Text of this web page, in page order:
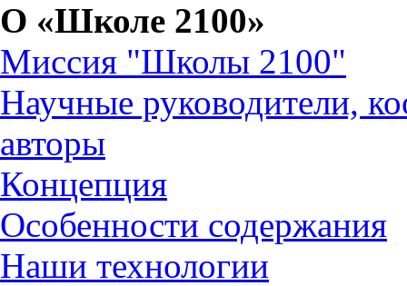
О «Школе 2100»
Миссия "Школы 2100"
Научные руководители,
авторы
Концепция
Особенности содержания
Наши технологии